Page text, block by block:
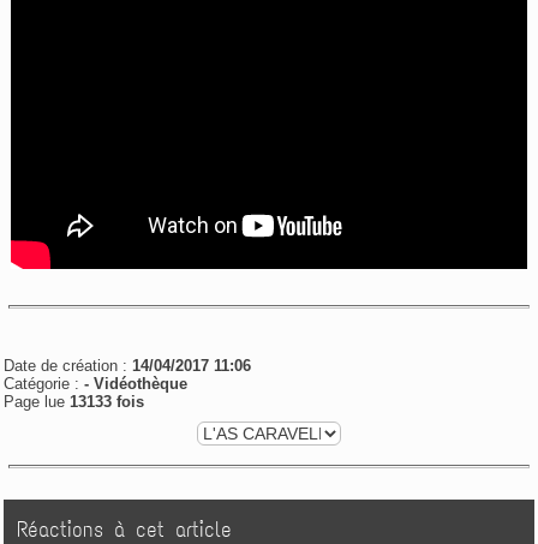
Date de création : 14/04/2017 11:06
Catégorie :- Vidéothèque
Page lue 13133 fois
Réactions à cet article